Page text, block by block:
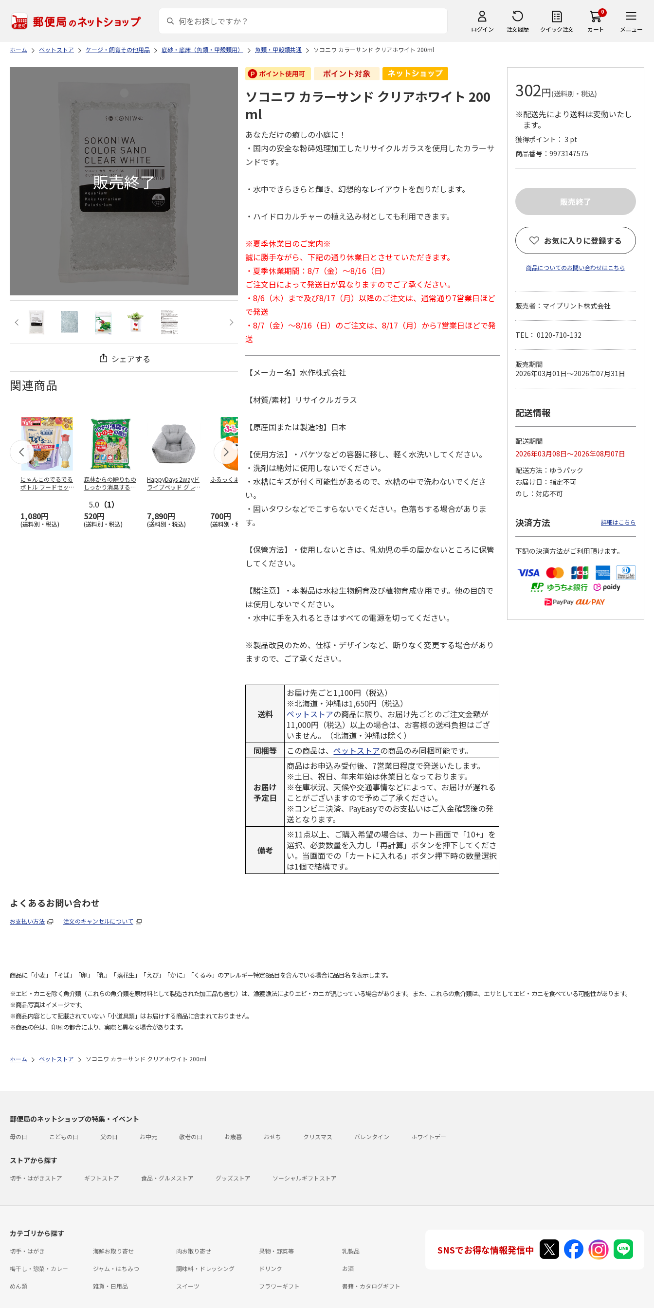
ログイン 注文履歴 クイック注文
0
カート メニュー
ホーム ペットストア ケージ・飼育その他用品 底砂・底床（魚類・甲殻類用） 魚類・甲殻類共通 ソコニワ カラーサンド クリアホワイト 200ml
シェアする
関連商品
にゃんこのでるでる
ボトル フードセッ
1,080円
(送料別・税込)
森林からの贈りもの
しっかり消臭するひ
5.0 （1）
520円
(送料別・税込)
HappyDays 2wayド
ライブベッド グレ
7,890円
(送料別・税込)
ふるっくま みかん
700円
(送料別・税込)
デオトイレ 飛び散
らない消臭・抗菌サ
1,320円
獣医師開発 ニオイ
をとる砂専用 猫ト
1,550円
無添加良品 カムカ
ムデンタルコーン
470円
銀のスプーン パウ
チ 健康に育つ子ね
120円
ペット線香 虹のか
なた フルーティフ
ローラルの香り
590円
(送料別・税込) (送料別・税込)
ソコニワ カラーサンド クリアホワイト 200
ml
あなただけの癒しの小庭に！
・国内の安全な粉砕処理加工したリサイクルガラスを使用したカラーサ
ンドです。
・水中できらきらと輝き、幻想的なレイアウトを創りだします。
・ハイドロカルチャーの植え込み材としても利用できます。
※夏季休業日のご案内※
誠に勝手ながら、下記の通り休業日とさせていただきます。
・夏季休業期間：8/7（金）～8/16（日）
ご注文日によって発送日が異なりますのでご了承ください。
・8/6（木）まで及び8/17（月）以降のご注文は、通常通り7営業日ほど
で発送
・8/7（金）～8/16（日）のご注文は、8/17（月）から7営業日ほどで発
送
【メーカー名】水作株式会社
【材質/素材】リサイクルガラス
【原産国または製造地】日本
【使用方法】・バケツなどの容器に移し、軽く水洗いしてください。
・洗剤は絶対に使用しないでください。
・水槽にキズが付く可能性があるので、水槽の中で洗わないでくださ
い。
・固いタワシなどでこすらないでください。色落ちする場合がありま
す。
【保管方法】・使用しないときは、乳幼児の手の届かないところに保管
してください。
【諸注意】・本製品は水棲生物飼育及び植物育成専用です。他の目的で
は使用しないでください。
・水中に手を入れるときはすべての電源を切ってください。
※製品改良のため、仕様・デザインなど、断りなく変更する場合があり
ますので、ご了承ください。
送料
お届け先ごと1,100円（税込）
※北海道・沖縄は1,650円（税込）
ペットストアの商品に限り、お届け先ごとのご注文金額が
11,000円（税込）以上の場合は、お客様の送料負担はござ
いません。（北海道・沖縄は除く）
同梱等
この商品は、ペットストアの商品のみ同梱可能です。
お届け
予定日
商品はお申込み受付後、7営業日程度で発送いたします。
※土日、祝日、年末年始は休業日となっております。
※在庫状況、天候や交通事情などによって、お届けが遅れる
ことがございますので予めご了承ください。
※コンビニ決済、PayEasyでのお支払いはご入金確認後の発
送となります。
備考
※11点以上、ご購入希望の場合は、カート画面で「10+」を
選択、必要数量を入力し「再計算」ボタンを押下してくださ
い。当画面での「カートに入れる」ボタン押下時の数量選択
は1個で結構です。
302円(送料別・税込)
※配送先により送料は変動いたし
ます。
獲得ポイント： 3 pt
商品番号
9973147575
お気に入りに登録する
商品についてのお問い合わせはこちら
販売者：マイプリント株式会社
TEL： 0120-710-132
販売期間
2026年03月01日～2026年07月31日
配送情報
配送期間
2026年03月08日～2026年08月07日
配送方法
ゆうパック
お届け日
指定不可
のし
対応不可
決済方法 詳細はこちら
下記の決済方法がご利用頂けます。
よくあるお問い合わせ
お支払い方法 注文のキャンセルについて
商品に「小麦」「そば」「卵」「乳」「落花生」「えび」「かに」「くるみ」のアレルギー特定8品目を含んでいる場合に品目名を表示します。
※エビ・カニを除く魚介類（これらの魚介類を原材料として製造された加工品も含む）は、漁獲漁法によりエビ・カニが混じっている場合があります。また、これらの魚介類は、エサとしてエビ・カニを食べている可能性があります。
※商品写真はイメージです。
※商品内容として記載されていない「小道具類」はお届けする商品に含まれておりません。
※商品の色は、印刷の都合により、実際と異なる場合があります。
ホーム ペットストア ソコニワ カラーサンド クリアホワイト 200ml
郵便局のネットショップの特集・イベント
母の日 こどもの日 父の日 お中元 敬老の日 お歳暮 おせち クリスマス バレンタイン ホワイトデー
ストアから探す
切手・はがきストア ギフトストア 食品・グルメストア グッズストア ソーシャルギフトストア
カテゴリから探す
切手・はがき 海鮮お取り寄せ 肉お取り寄せ 果物・野菜等 乳製品
梅干し・惣菜・カレー ジャム・はちみつ 調味料・ドレッシング ドリンク お酒
めん類 雑貨・日用品 スイーツ フラワーギフト 書籍・カタログギフト
SNSでお得な情報発信中